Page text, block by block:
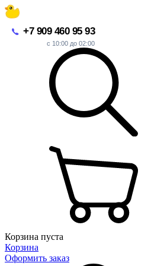
+7 909 460 95 93
с 10:00 до 02:00
Корзина пуста
Корзина
Оформить заказ